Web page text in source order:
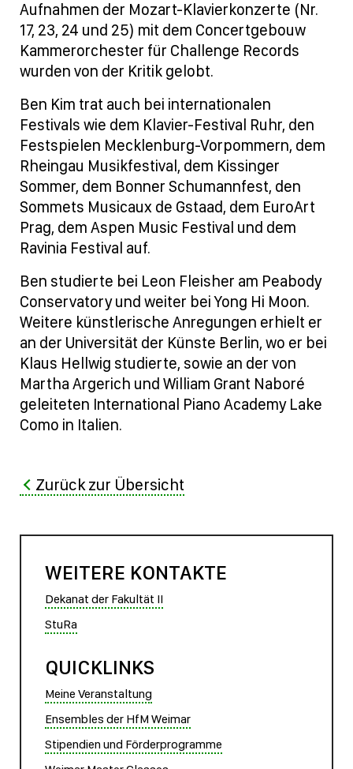
Aufnahmen der Mozart-Klavierkonzerte (Nr.
17, 23, 24 und 25) mit dem Concertgebouw
Kammerorchester für Challenge Records
wurden von der Kritik gelobt.
Ben Kim trat auch bei internationalen
Festivals wie dem Klavier-Festival Ruhr, den
Festspielen Mecklenburg-Vorpommern, dem
Rheingau Musikfestival, dem Kissinger
Sommer, dem Bonner Schumannfest, den
Sommets Musicaux de Gstaad, dem EuroArt
Prag, dem Aspen Music Festival und dem
Ravinia Festival auf.
Ben studierte bei Leon Fleisher am Peabody
Conservatory und weiter bei Yong Hi Moon.
Weitere künstlerische Anregungen erhielt er
an der Universität der Künste Berlin, wo er bei
Klaus Hellwig studierte, sowie an der von
Martha Argerich und William Grant Naboré
geleiteten International Piano Academy Lake
Como in Italien.
Zurück zur Übersicht
WEITERE KONTAKTE
Dekanat der Fakultät II
StuRa
QUICKLINKS
Meine Veranstaltung
Ensembles der HfM Weimar
Stipendien und Förderprogramme